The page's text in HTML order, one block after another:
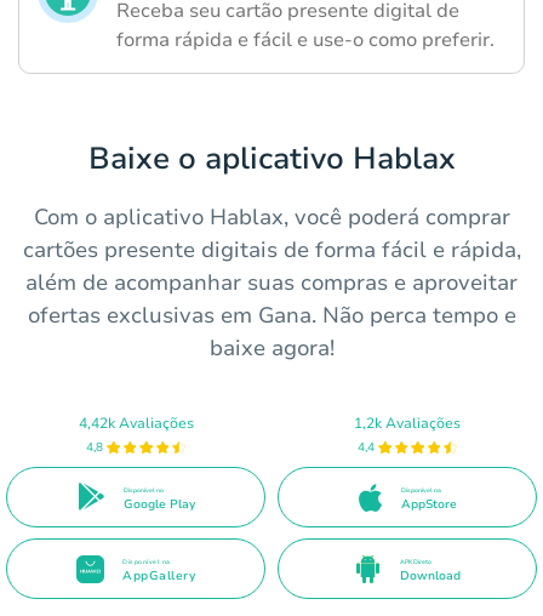
Receba seu cartão presente digital de
forma rápida e fácil e use-o como preferir.
Baixe o aplicativo Hablax
Com o aplicativo Hablax, você poderá comprar
cartões presente digitais de forma fácil e rápida,
além de acompanhar suas compras e aproveitar
ofertas exclusivas em Gana. Não perca tempo e
baixe agora!
4,42k Avaliações
4,8
Disponível no
Google Play
1,2k Avaliações
4,4
Disponível na
AppStore
Disponível na
AppGallery
APK Direto
Download